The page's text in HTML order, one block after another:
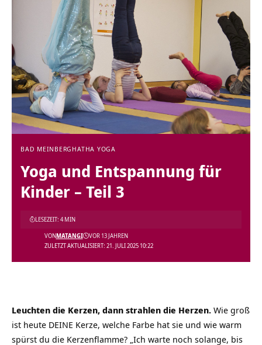
BAD MEINBERG HATHA YOGA
Yoga und Entspannung für
Kinder – Teil 3
ZULETZT AKTUALISIERT: 21. JULI 2025 10:22
VONMATANGI VOR 13 JAHREN
LESEZEIT: 4 MIN
Leuchten die Kerzen, dann strahlen die Herzen. Wie groß
ist heute DEINE Kerze, welche Farbe hat sie und wie warm
spürst du die Kerzenflamme? „Ich warte noch solange, bis